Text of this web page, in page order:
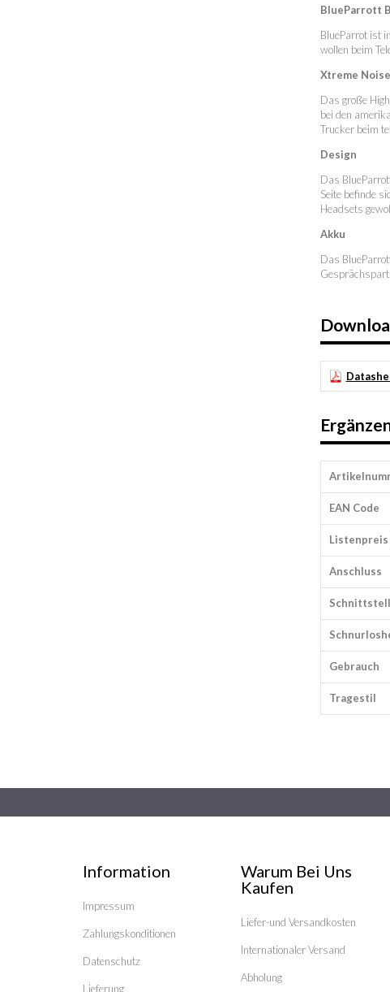
BlueParrott
BlueParrot ist
wollen beim
Xtreme
Das große
bei den
Trucker beim
Design
Das
Seite befinde
Headsets
Akku
Das
EAN Code
Listenpreis
Anschluss
Gebrauch
Tragestil
Information
Impressum
Zahlungskonditionen
Datenschutz
Lieferung
Warum Bei Uns
Kaufen
Liefer-und Versandkosten
Internationaler Versand
Abholung